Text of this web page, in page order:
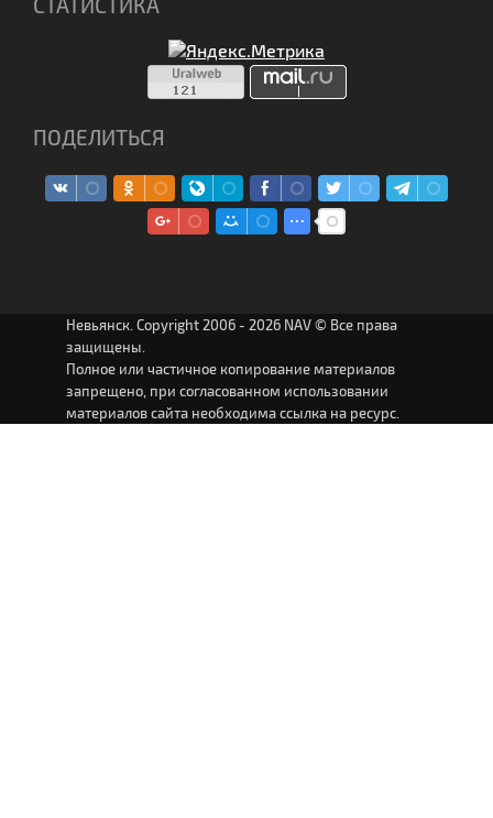
ПОДЕЛИТЬСЯ
Невьянск. Copyright 2006 - 2026 NAV © Все права
защищены.
Полное или частичное копирование материалов
запрещено, при согласованном использовании
материалов сайта необходима ссылка на ресурс.